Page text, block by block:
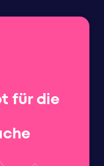
für die